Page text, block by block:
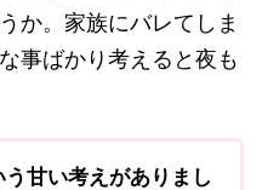
か。家族にバレてしま
事ばかり考えると夜も
甘い考えがありまし